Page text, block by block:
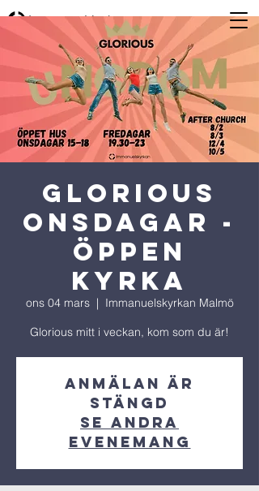
Glorious
Onsdagar -
Öppen
Kyrka
ons 04 mars
  |
Immanuelskyrkan Malmö
Glorious mitt i veckan, kom som du är!
Anmälan är
stängd
Se andra
evenemang